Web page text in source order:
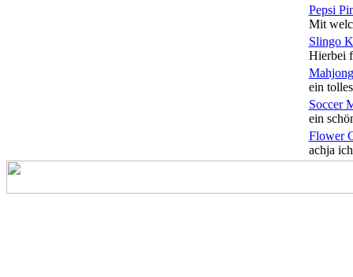
Pepsi
Mit
Slingo
Hierbei
ein
Soccer
ein
Flower
achja